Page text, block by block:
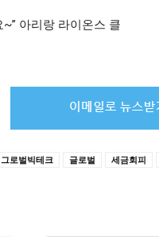
아리랑 라이온스 클
그로벌빅테크 글로벌 세금회피